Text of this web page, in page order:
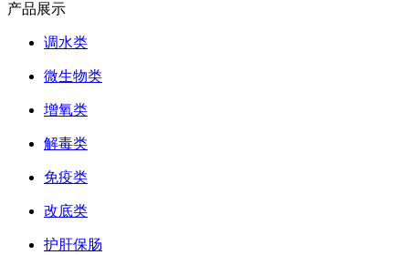
产品展示
调水类
微生物类
增氧类
解毒类
免疫类
改底类
护肝保肠